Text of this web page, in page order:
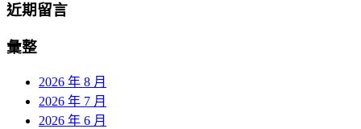
近期留言
彙整
2026 年 8 月
2026 年 7 月
2026 年 6 月